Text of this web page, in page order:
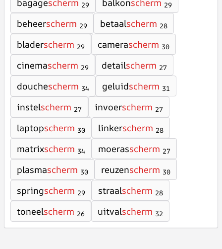
bagagescherm 29 balkonscherm 29
beheerscherm 29 betaalscherm 28
bladerscherm 29 camerascherm 30
cinemascherm 29 detailscherm 27
douchescherm 34 geluidscherm 31
instelscherm 27 invoerscherm 27
laptopscherm 30 linkerscherm 28
matrixscherm 34 moerasscherm 27
plasmascherm 30 reuzenscherm 30
springscherm 29 straalscherm 28
toneelscherm 26 uitvalscherm 32